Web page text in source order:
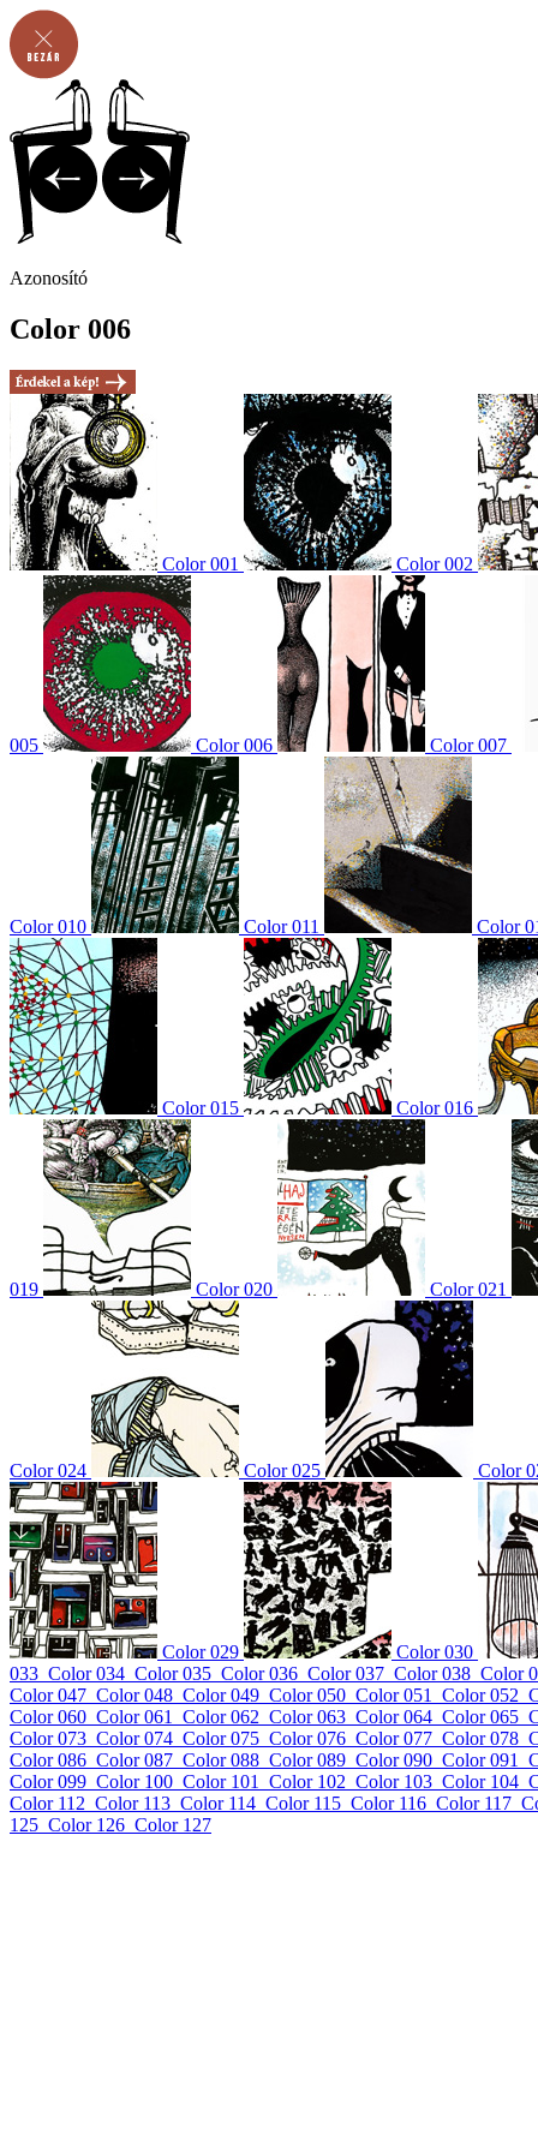
Azonosító
Color 006
Color 001 Color 002
005 Color 006 Color 007
Color 010 Color 011 Color
Color 015 Color 016
019 Color 020 Color 021
Color 024 Color 025 Color
Color 029
Color 030
033 Color 034 Color 035 Color 036 Color 037 Color 038 Color
Color 047 Color 048 Color 049 Color 050 Color 051 Color 052
Color 060 Color 061 Color 062 Color 063 Color 064 Color 065
Color 073 Color 074 Color 075 Color 076 Color 077 Color 078
Color 086 Color 087 Color 088 Color 089 Color 090 Color 091
Color 099 Color 100 Color 101 Color 102 Color 103 Color 104
Color 112 Color 113 Color 114 Color 115 Color 116 Color 117
125 Color 126 Color 127